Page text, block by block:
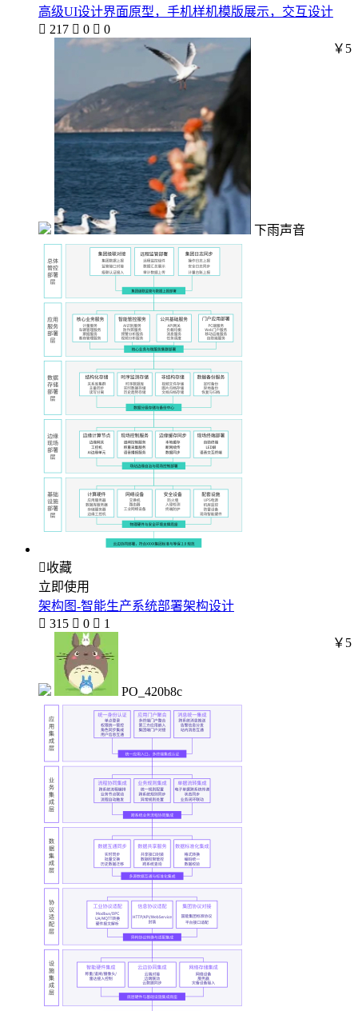
高级UI设计界面原型，手机样机模版展示，交互设计
 217  0  0
下雨声音
￥5
收藏
立即使用
架构图-智能生产系统部署架构设计
 315  0  1
PO_420b8c
￥5